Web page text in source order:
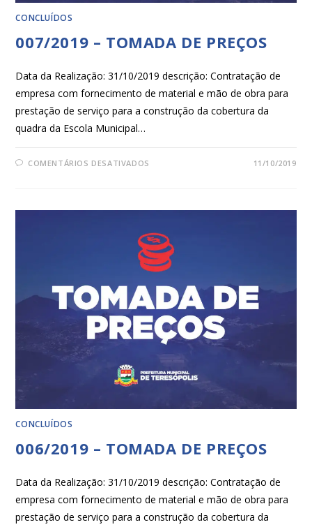
CONCLUÍDOS
007/2019 – TOMADA DE PREÇOS
Data da Realização: 31/10/2019 descrição: Contratação de
empresa com fornecimento de material e mão de obra para
prestação de serviço para a construção da cobertura da
quadra da Escola Municipal…
COMENTÁRIOS DESATIVADOS 11/10/2019
CONCLUÍDOS
006/2019 – TOMADA DE PREÇOS
Data da Realização: 31/10/2019 descrição: Contratação de
empresa com fornecimento de material e mão de obra para
prestação de serviço para a construção da cobertura da